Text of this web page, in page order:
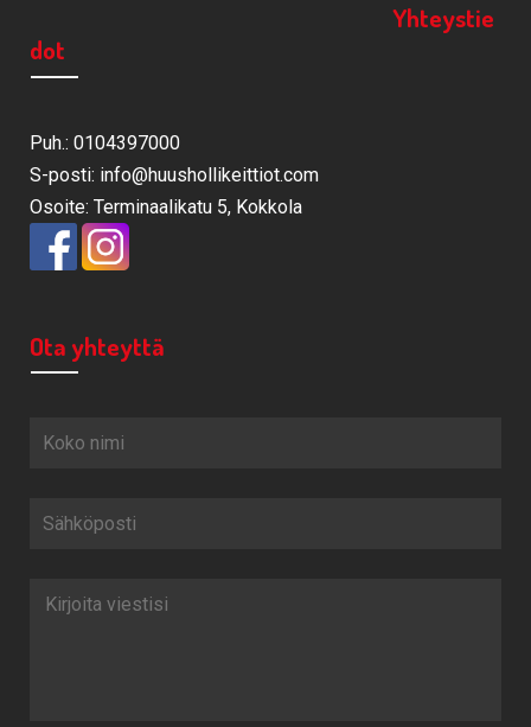
Yhteystie
dot
Puh.: 0104397000
S-posti: info@huushollikeittiot.com
Osoite: Terminaalikatu 5, Kokkola
Ota yhteyttä